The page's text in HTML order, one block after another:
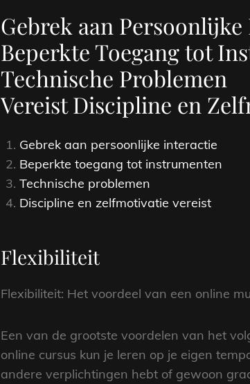
Gebrek aan
Beperkte Toegang tot
Technische Problemen
Vereist Discipline en
Gebrek aan persoonlijke interactie
Beperkte toegang tot instrumenten
Technische problemen
Discipline en zelfmotivatie vereist
Flexibiliteit
Flexibiliteit: Het voordeel van een online
Een van de grootste voordelen van het
online cursus kun je leren op je eigen
andere verplichtingen hebt of gewoon